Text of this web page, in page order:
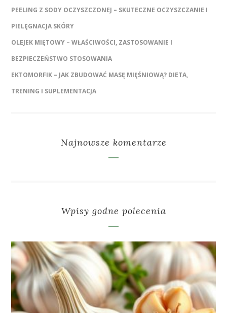
PEELING Z SODY OCZYSZCZONEJ – SKUTECZNE OCZYSZCZANIE I
PIELĘGNACJA SKÓRY
OLEJEK MIĘTOWY – WŁAŚCIWOŚCI, ZASTOSOWANIE I
BEZPIECZEŃSTWO STOSOWANIA
EKTOMORFIK – JAK ZBUDOWAĆ MASĘ MIĘŚNIOWĄ? DIETA,
TRENING I SUPLEMENTACJA
Najnowsze komentarze
Wpisy godne polecenia